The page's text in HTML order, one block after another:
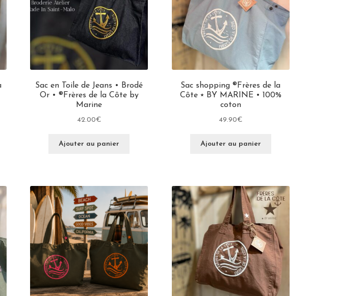
Sac en Toile de Jeans • Brodé
Or • ®Frères de la Côte by
Marine
42.00€
Ajouter au panier
Sac shopping ®Frères de la
Côte ⭑ BY MARINE • 100%
coton
49.90€
Ajouter au panier